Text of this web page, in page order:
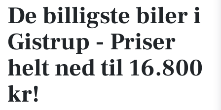
De billigste biler i
Gistrup - Priser
helt ned til 16.800
kr!